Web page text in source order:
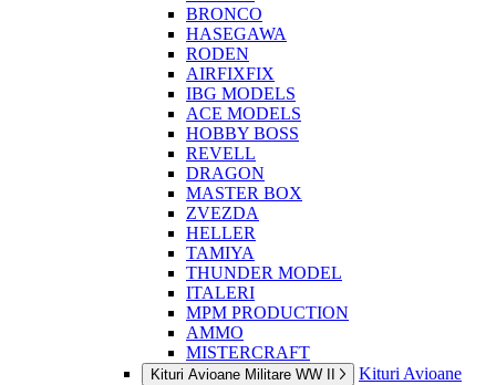
BRONCO
HASEGAWA
RODEN
AIRFIXFIX
IBG MODELS
ACE MODELS
HOBBY BOSS
REVELL
DRAGON
MASTER BOX
ZVEZDA
HELLER
TAMIYA
THUNDER MODEL
ITALERI
MPM PRODUCTION
AMMO
MISTERCRAFT
Kituri Avioane Militare WW II
Kituri Avioane